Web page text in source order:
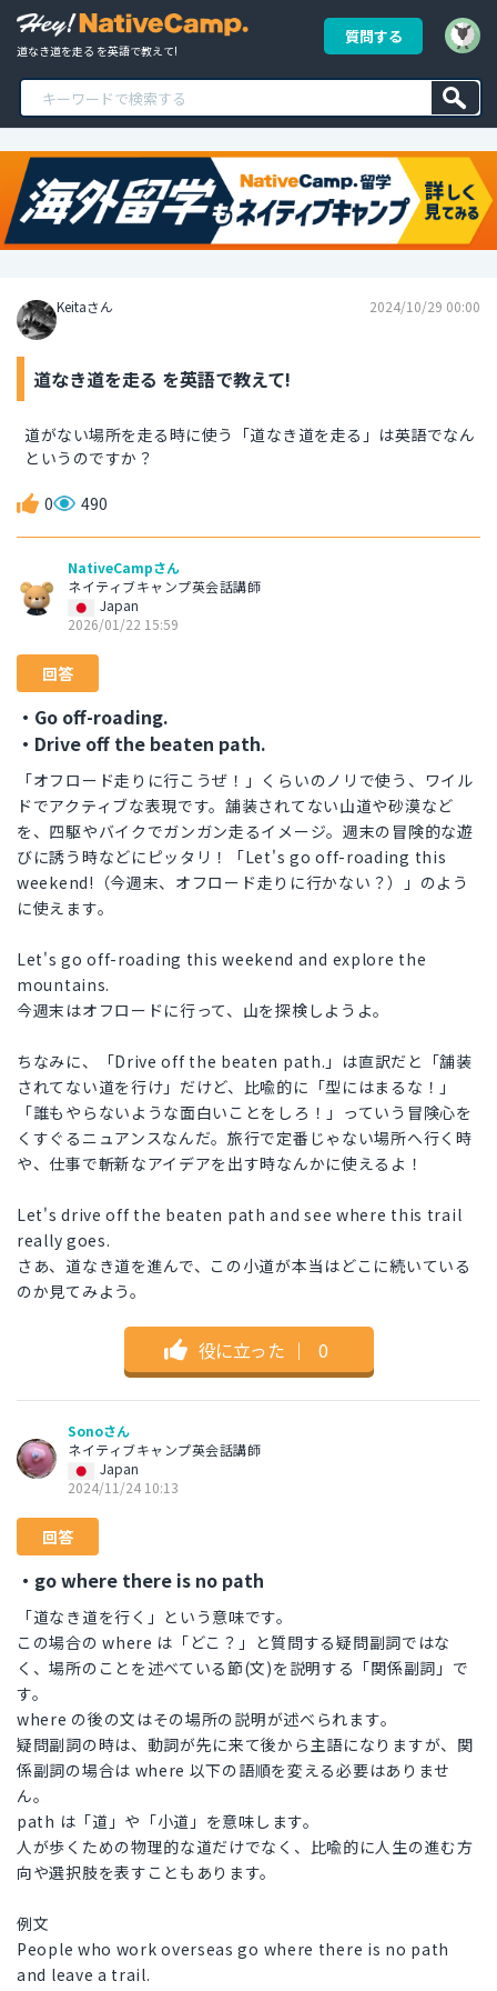
道なき道を走る を英語で教えて!
質問する
Keitaさん 2024/10/29 00:00
道なき道を走る を英語で教えて!
道がない場所を走る時に使う「道なき道を走る」は英語でなん
というのですか？
0 490
NativeCampさん
ネイティブキャンプ英会話講師
Japan
2026/01/22 15:59
回答
・Go off-roading.
・Drive off the beaten path.
「オフロード走りに行こうぜ！」くらいのノリで使う、ワイル
ドでアクティブな表現です。舗装されてない山道や砂漠など
を、四駆やバイクでガンガン走るイメージ。週末の冒険的な遊
びに誘う時などにピッタリ！「Let's go off-roading this
weekend!（今週末、オフロード走りに行かない？）」のよう
に使えます。
Let's go off-roading this weekend and explore the
mountains.
今週末はオフロードに行って、山を探検しようよ。
ちなみに、「Drive off the beaten path.」は直訳だと「舗装
されてない道を行け」だけど、比喩的に「型にはまるな！」
「誰もやらないような面白いことをしろ！」っていう冒険心を
くすぐるニュアンスなんだ。旅行で定番じゃない場所へ行く時
や、仕事で斬新なアイデアを出す時なんかに使えるよ！
Let's drive off the beaten path and see where this trail
really goes.
さあ、道なき道を進んで、この小道が本当はどこに続いている
のか見てみよう。
役に立った ｜ 0
Sonoさん
ネイティブキャンプ英会話講師
Japan
2024/11/24 10:13
回答
・go where there is no path
「道なき道を行く」という意味です。
この場合の where は「どこ？」と質問する疑問副詞ではな
く、場所のことを述べている節(文)を説明する「関係副詞」で
す。
where の後の文はその場所の説明が述べられます。
疑問副詞の時は、動詞が先に来て後から主語になりますが、関
係副詞の場合は where 以下の語順を変える必要はありませ
ん。
path は「道」や「小道」を意味します。
人が歩くための物理的な道だけでなく、比喩的に人生の進む方
向や選択肢を表すこともあります。
例文
People who work overseas go where there is no path
and leave a trail.